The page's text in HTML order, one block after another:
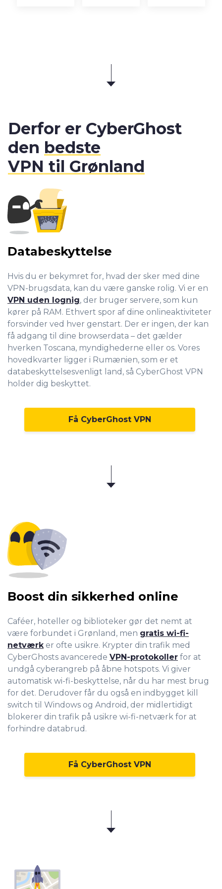
Derfor er CyberGhost
den bedste
VPN til Grønland
Hvis du er bekymret for, hvad der sker med dine
VPN-brugsdata, kan du være ganske rolig. Vi er en
VPN uden lognig, der bruger servere, som kun
kører på RAM. Ethvert spor af dine onlineaktiviteter
forsvinder ved hver genstart. Der er ingen, der kan
få adgang til dine browserdata – det gælder
hverken Toscana, myndighederne eller os. Vores
hovedkvarter ligger i Rumænien, som er et
databeskyttelsesvenligt land, så CyberGhost VPN
holder dig beskyttet.
Få CyberGhost VPN
Databeskyttelse
Boost din sikkerhed online
Caféer, hoteller og biblioteker gør det nemt at
være forbundet i Grønland, men gratis wi-fi-
netværk er ofte usikre. Krypter din trafik med
CyberGhosts avancerede VPN-protokoller for at
undgå cyberangreb på åbne hotspots. Vi giver
automatisk wi-fi-beskyttelse, når du har mest brug
for det. Derudover får du også en indbygget kill
switch til Windows og Android, der midlertidigt
blokerer din trafik på usikre wi-fi-netværk for at
forhindre databrud.
Få CyberGhost VPN